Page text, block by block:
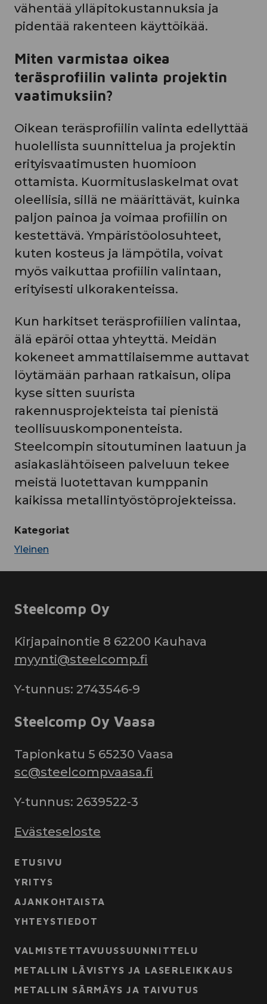
vähentää ylläpitokustannuksia ja
pidentää rakenteen käyttöikää.
Miten varmistaa oikea
teräsprofiilin valinta projektin
vaatimuksiin?
Oikean teräsprofiilin valinta edellyttää
huolellista suunnittelua ja projektin
erityisvaatimusten huomioon
ottamista. Kuormituslaskelmat ovat
oleellisia, sillä ne määrittävät, kuinka
paljon painoa ja voimaa profiilin on
kestettävä. Ympäristöolosuhteet,
kuten kosteus ja lämpötila, voivat
myös vaikuttaa profiilin valintaan,
erityisesti ulkorakenteissa.
Kun harkitset teräsprofiilien valintaa,
älä epäröi ottaa yhteyttä. Meidän
kokeneet ammattilaisemme auttavat
löytämään parhaan ratkaisun, olipa
kyse sitten suurista
rakennusprojekteista tai pienistä
teollisuuskomponenteista.
Steelcompin sitoutuminen laatuun ja
asiakaslähtöiseen palveluun tekee
meistä luotettavan kumppanin
kaikissa metallintyöstöprojekteissa.
Kategoriat
Yleinen
Steelcomp Oy
Kirjapainontie 8 62200 Kauhava
myynti@steelcomp.fi
Y-tunnus: 2743546-9
Steelcomp Oy Vaasa
Tapionkatu 5 65230 Vaasa
sc@steelcompvaasa.fi
Y-tunnus: 2639522-3
Evästeseloste
ETUSIVU
YRITYS
AJANKOHTAISTA
YHTEYSTIEDOT
VALMISTETTAVUUSSUUNNITTELU
METALLIN LÄVISTYS JA LASERLEIKKAUS
METALLIN SÄRMÄYS JA TAIVUTUS